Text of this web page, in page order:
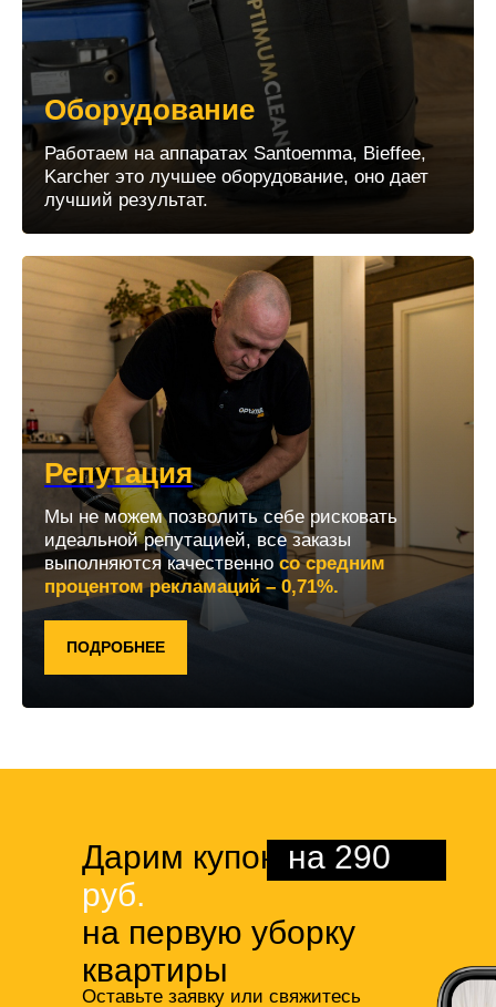
Оборудование
Работаем на аппаратах Santoemma, Bieffee,
Karcher это лучшее оборудование, оно дает
лучший результат.
Репутация
Мы не можем позволить себе рисковать
идеальной репутацией, все заказы
выполняются качественно со средним
процентом рекламаций – 0,71%.
ПОДРОБНЕЕ
Оставьте заявку или свяжитесь
Дарим купон на 290
руб.
на первую уборку
квартиры